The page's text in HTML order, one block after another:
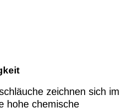
zeichnen sich im
hohe chemische